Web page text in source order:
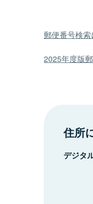
郵便番号検
2025年度版
住所
デジタ